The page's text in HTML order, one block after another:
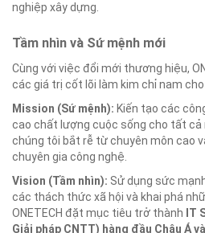
nghiệp xây dựng.
Tầm nhìn và Sứ mệnh mới
Cùng với việc đổi mới thương hiệu,
các giá trị cốt lõi làm kim chỉ nam
Mission (Sứ mệnh): Kiến tạo các
cao chất lượng cuộc sống cho tất cả
chúng tôi bắt rễ từ chuyên môn cao
chuyên gia công nghệ.
Vision (Tầm nhìn): Sử dụng sức
các thách thức xã hội và khai phá
ONETECH đặt mục tiêu trở thành IT
Giải pháp CNTT) hàng đầu Châu Á